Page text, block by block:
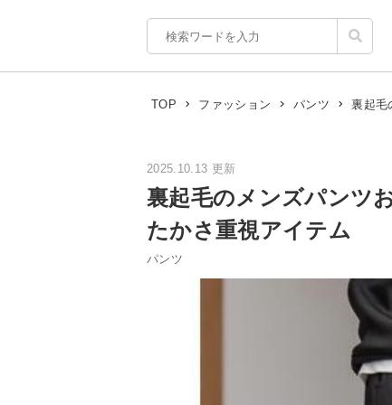
TOP ファッション パンツ 裏起毛
2025.10.13 更新
裏起毛のメンズパンツ
たかさ重視アイテム
パンツ